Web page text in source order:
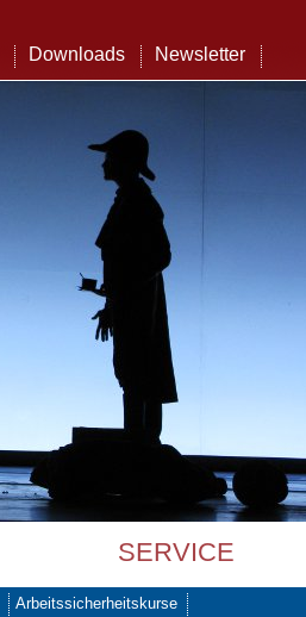
Downloads Newsletter
SERVICE
Arbeitssicherheitskurse